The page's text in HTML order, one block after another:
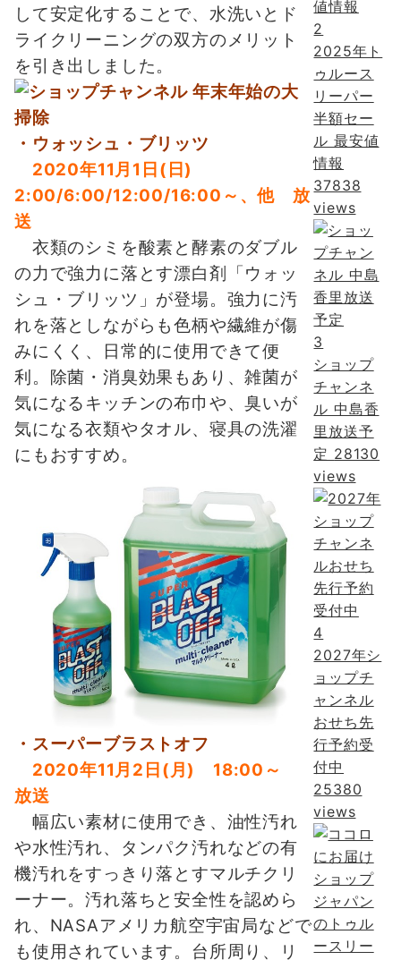
して安定化することで、水洗いとド
ライクリーニングの双方のメリット
を引き出しました。
・ウォッシュ・ブリッツ
2020年11月1日(日)
2:00/6:00/12:00/16:00～、他 放
送
衣類のシミを酸素と酵素のダブル
の力で強力に落とす漂白剤「ウォッ
シュ・ブリッツ」が登場。強力に汚
れを落としながらも色柄や繊維が傷
みにくく、日常的に使用できて便
利。除菌・消臭効果もあり、雑菌が
気になるキッチンの布巾や、臭いが
気になる衣類やタオル、寝具の洗濯
にもおすすめ。
・スーパーブラストオフ
2020年11月2日(月) 18:00～
放送
幅広い素材に使用でき、油性汚れ
や水性汚れ、タンパク汚れなどの有
機汚れをすっきり落とすマルチクリ
ーナー。汚れ落ちと安全性を認めら
れ、NASAアメリカ航空宇宙局などで
も使用されています。台所周り、リ
2
2025年ト
ゥルース
リーパー
半額セー
ル 最安値
情報
37838
views
3
ショップ
チャンネ
ル 中島香
里放送予
定 28130
views
4
2027年シ
ョップチ
ャンネル
おせち先
行予約受
付中
25380
views